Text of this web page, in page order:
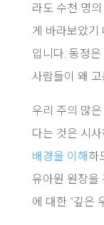
라도 수천 명
게 바라보았기
입니다. 동정
사람들이 왜
우리 주의 많
다는 것은 시
배경을 이해 하
유아원 원장을
에 대한 “깊은